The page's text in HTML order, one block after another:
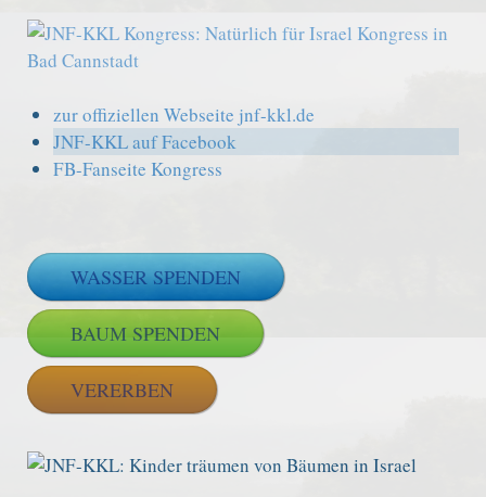
zur offiziellen Webseite jnf-kkl.de
JNF-KKL auf Facebook
FB-Fanseite Kongress
WASSER SPENDEN
BAUM SPENDEN
VERERBEN